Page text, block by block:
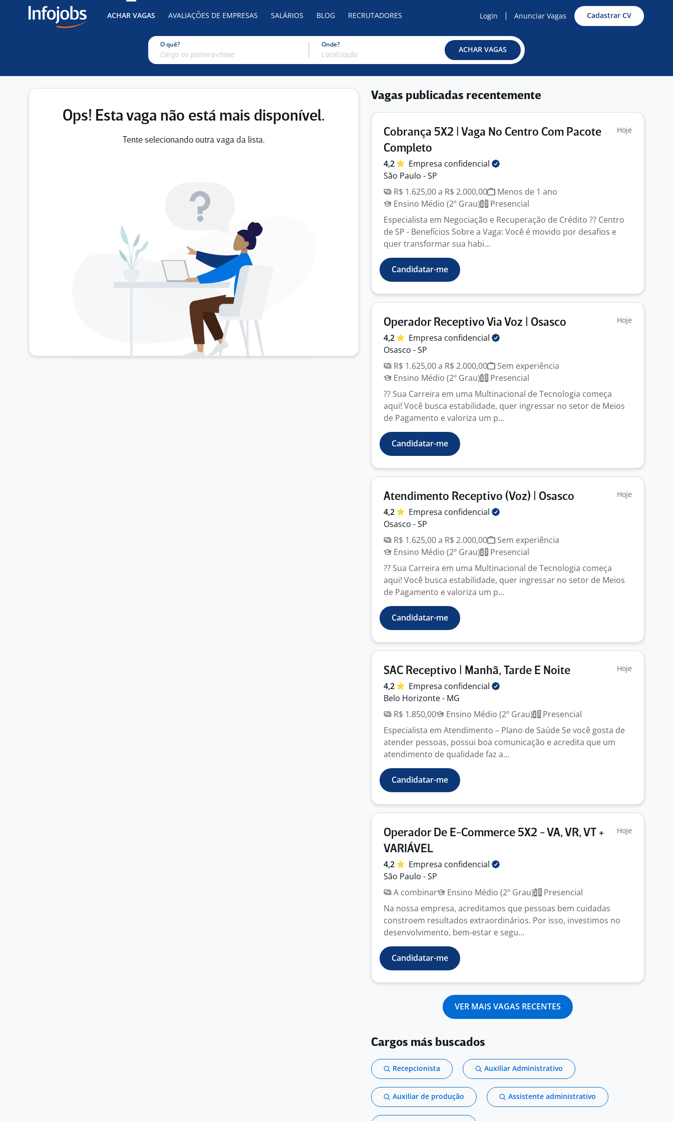
ACHAR VAGAS AVALIAÇÕES DE EMPRESAS SALÁRIOS BLOG RECRUTADORES Login Anunciar Vagas Cadastrar CV
O quê? Onde?
ACHAR VAGAS
Ops! Esta vaga não está mais disponível.
Tente selecionando outra vaga da lista.
Vagas publicadas recentemente
Cobrança 5X2 | Vaga No Centro Com Pacote
Completo
Hoje
4,2 Empresa confidencial
São Paulo - SP
R$ 1.625,00 a R$ 2.000,00
Menos de 1 ano
Ensino Médio (2º Grau)
Presencial
Especialista em Negociação e Recuperação de Crédito ?? Centro
de SP - Benefícios Sobre a Vaga: Você é movido por desafios e
quer transformar sua habi...
Candidatar-me
Operador Receptivo Via Voz | Osasco Hoje
4,2 Empresa confidencial
Osasco - SP
R$ 1.625,00 a R$ 2.000,00
Sem experiência
Ensino Médio (2º Grau)
Presencial
?? Sua Carreira em uma Multinacional de Tecnologia começa
aqui! Você busca estabilidade, quer ingressar no setor de Meios
de Pagamento e valoriza um p...
Candidatar-me
Atendimento Receptivo (Voz) | Osasco Hoje
4,2 Empresa confidencial
Osasco - SP
R$ 1.625,00 a R$ 2.000,00
Sem experiência
Ensino Médio (2º Grau)
Presencial
?? Sua Carreira em uma Multinacional de Tecnologia começa
aqui! Você busca estabilidade, quer ingressar no setor de Meios
de Pagamento e valoriza um p...
Candidatar-me
SAC Receptivo | Manhã, Tarde E Noite Hoje
4,2 Empresa confidencial
Belo Horizonte - MG
R$ 1.850,00
Ensino Médio (2º Grau)
Presencial
Especialista em Atendimento – Plano de Saúde Se você gosta de
atender pessoas, possui boa comunicação e acredita que um
atendimento de qualidade faz a...
Candidatar-me
Operador De E-Commerce 5X2 - VA, VR, VT +
VARIÁVEL
Hoje
4,2 Empresa confidencial
São Paulo - SP
A combinar
Ensino Médio (2º Grau)
Presencial
Na nossa empresa, acreditamos que pessoas bem cuidadas
constroem resultados extraordinários. Por isso, investimos no
desenvolvimento, bem-estar e segu...
Candidatar-me
VER MAIS VAGAS RECENTES
Cargos más buscados
Recepcionista Auxiliar Administrativo
Auxiliar de produção Assistente administrativo